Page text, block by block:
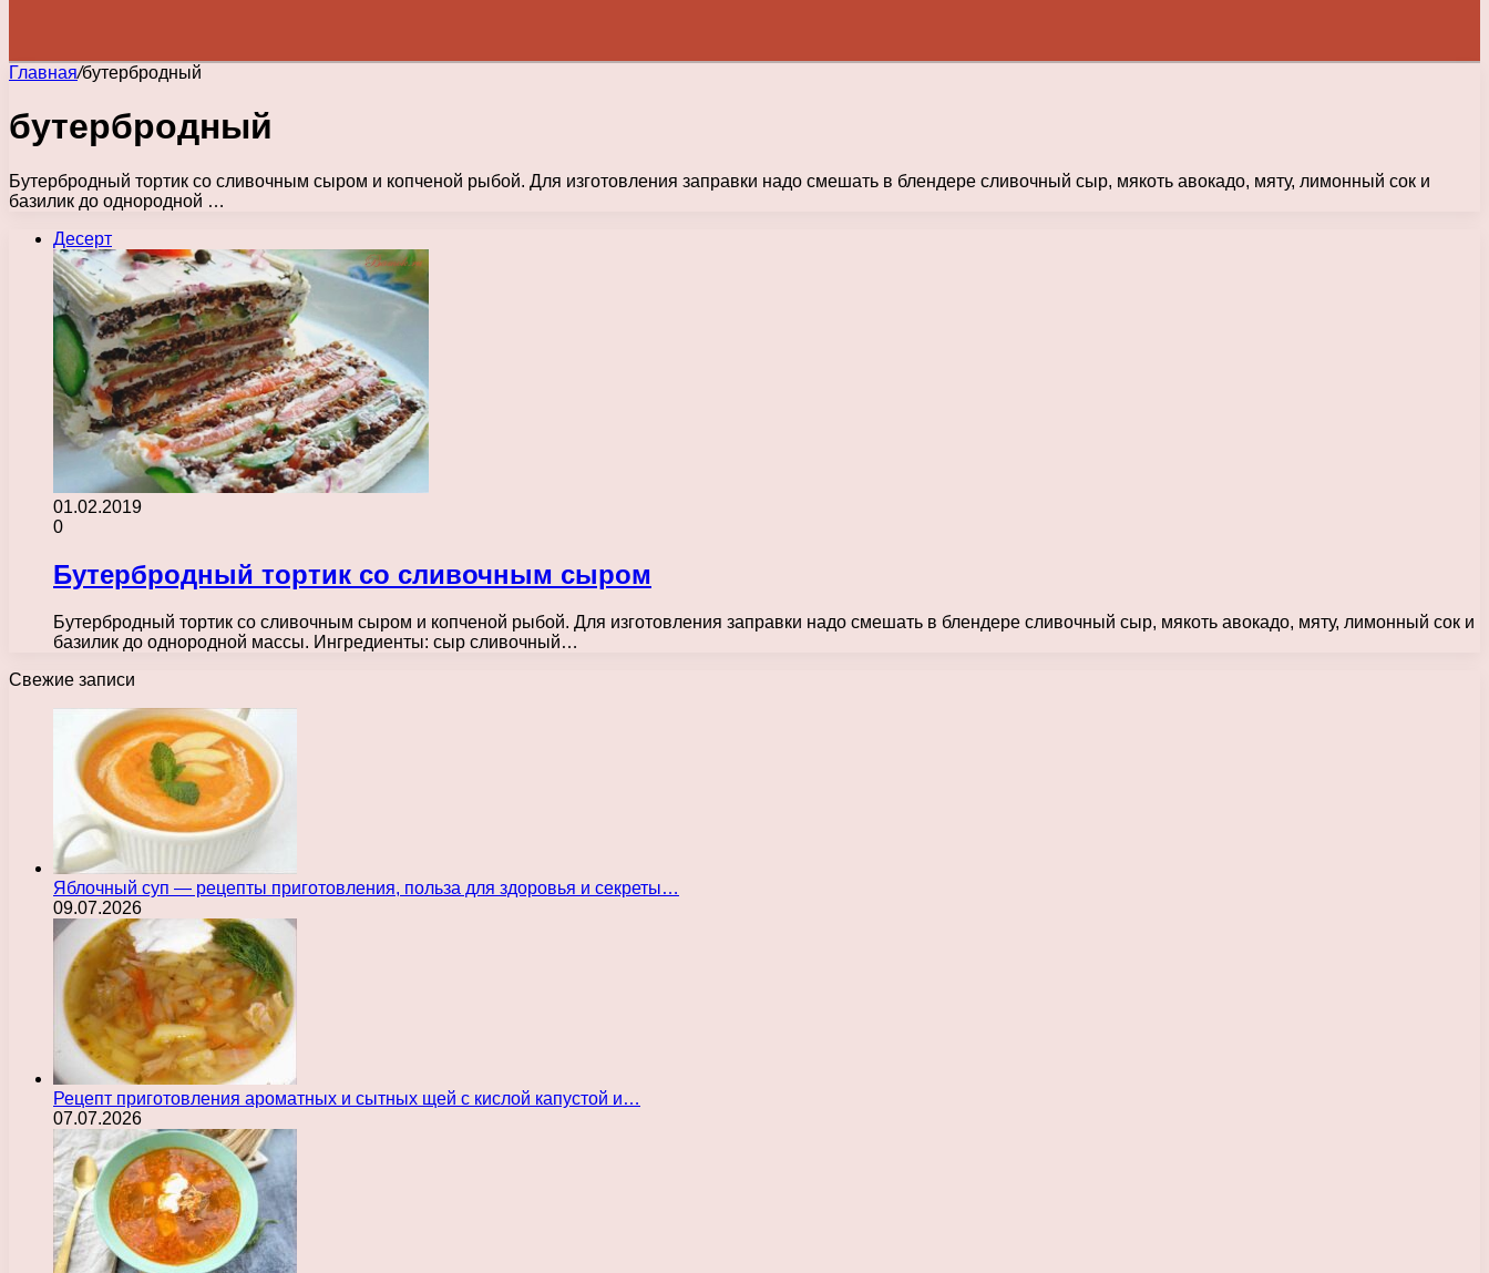
Главная/бутербродный
бутербродный
Бутербродный тортик со сливочным сыром и копченой рыбой. Для изготовления заправки надо смешать в блендере сливочный сыр, мякоть авокадо, мяту, лимонный сок и
базилик до однородной …
Десерт
01.02.2019
0
Бутербродный тортик со сливочным сыром
Бутербродный тортик со сливочным сыром и копченой рыбой. Для изготовления заправки надо смешать в блендере сливочный сыр, мякоть авокадо, мяту, лимонный сок и
базилик до однородной массы. Ингредиенты: сыр сливочный…
Свежие записи
Яблочный суп — рецепты приготовления, польза для здоровья и секреты…
09.07.2026
Рецепт приготовления ароматных и сытных щей с кислой капустой и…
07.07.2026